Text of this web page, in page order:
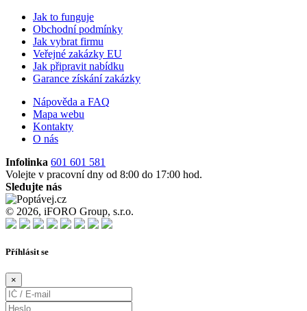
Jak to funguje
Obchodní podmínky
Jak vybrat firmu
Veřejné zakázky EU
Jak připravit nabídku
Garance získání zakázky
Nápověda a FAQ
Mapa webu
Kontakty
O nás
Infolinka 601 601 581
Volejte v pracovní dny od 8:00 do 17:00 hod.
Sledujte nás
© 2026, iFORO Group, s.r.o.
Příhlásit se
×